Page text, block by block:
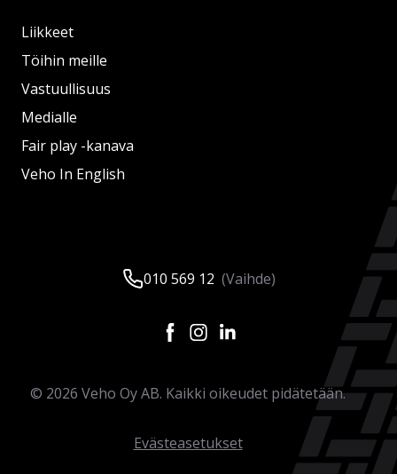
Liikkeet
Töihin meille
Vastuullisuus
Medialle
Fair play -kanava
Veho In English
010 569 12 (Vaihde)
© 2026 Veho Oy AB. Kaikki oikeudet pidätetään.
Evästeasetukset